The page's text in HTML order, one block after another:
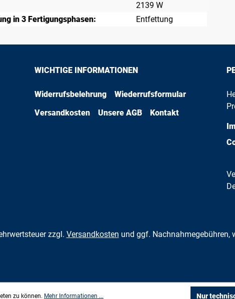
2139 W
in 3 Fertigungsphasen:
Entfettung
WICHTIGE INFORMATIONEN
Widerrufsbelehrung
Wiederrufsformular
Versandkosten
Unsere AGB Kontakt
zzgl. Versandkosten und ggf. Nachnahmegebühren,
zu können. Mehr Informationen ... Nur